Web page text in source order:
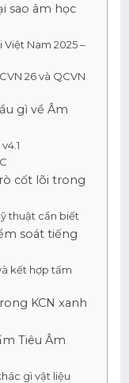
sao âm học
Nam 2025 –
26 và QCVN
gì về Âm
cốt lõi trong
thuật cần biết
soát tiếng
kết hợp tấm
KCN xanh
Tiêu Âm
gì vật liệu